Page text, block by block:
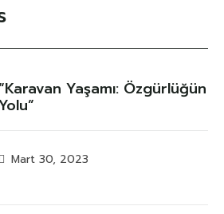
Yaşamı: Özgürlüğün
Mart 30, 2023